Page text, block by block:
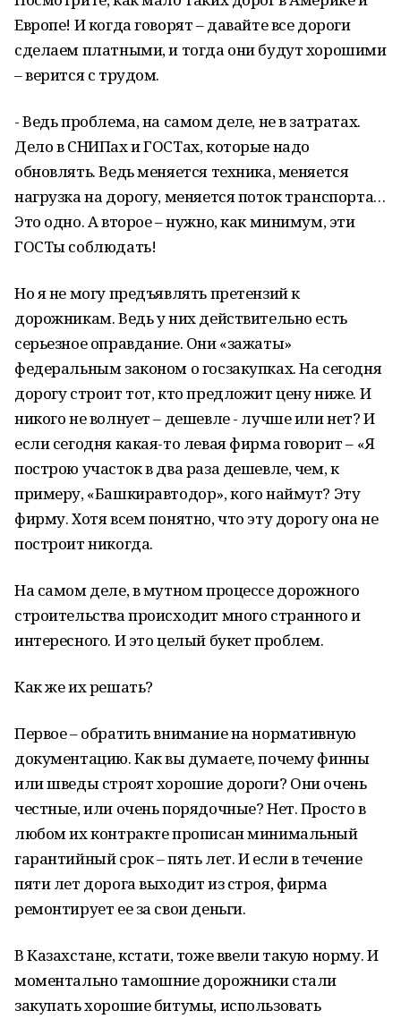
Европе! И когда говорят – давайте все дороги
сделаем платными, и тогда они будут хорошими
– верится с трудом.
- Ведь проблема, на самом деле, не в затратах.
Дело в СНИПах и ГОСТах, которые надо
обновлять. Ведь меняется техника, меняется
нагрузка на дорогу, меняется поток транспорта…
Это одно. А второе – нужно, как минимум, эти
ГОСТы соблюдать!
Но я не могу предъявлять претензий к
дорожникам. Ведь у них действительно есть
серьезное оправдание. Они «зажаты»
федеральным законом о госзакупках. На сегодня
дорогу строит тот, кто предложит цену ниже. И
никого не волнует – дешевле - лучше или нет? И
если сегодня какая-то левая фирма говорит – «Я
построю участок в два раза дешевле, чем, к
примеру, «Башкиравтодор», кого наймут? Эту
фирму. Хотя всем понятно, что эту дорогу она не
построит никогда.
На самом деле, в мутном процессе дорожного
строительства происходит много странного и
интересного. И это целый букет проблем.
Как же их решать?
Первое – обратить внимание на нормативную
документацию. Как вы думаете, почему финны
или шведы строят хорошие дороги? Они очень
честные, или очень порядочные? Нет. Просто в
любом их контракте прописан минимальный
гарантийный срок – пять лет. И если в течение
пяти лет дорога выходит из строя, фирма
ремонтирует ее за свои деньги.
В Казахстане, кстати, тоже ввели такую норму. И
моментально тамошние дорожники стали
закупать хорошие битумы, использовать